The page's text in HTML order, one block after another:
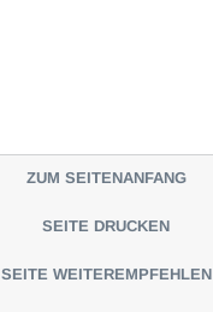
ZUM SEITENANFANG
SEITE DRUCKEN
SEITE WEITEREMPFEHLEN